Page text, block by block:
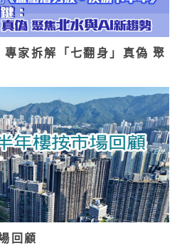
家拆解「七翻身」真偽 聚
回顧